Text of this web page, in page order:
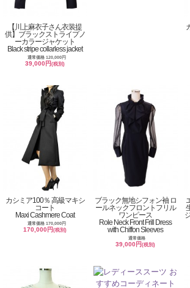
【川上麻衣子さん衣装提
供】ブラックストライプノ
ーカラージャケット
Black stripe collarless jacket
通常価格 120,000円
39,000円(税別)
カシミア100％ 高級マキシ
コート
Maxi Cashmere Coat
通常価格 170,000円
170,000円(税別)
ブラック無地シフォン袖 ロ
ールネックフロントフリル
ワンピース
Role Neck Front Frill Dress
with Chiffon Sleeves
通常価格
39,000円(税別)